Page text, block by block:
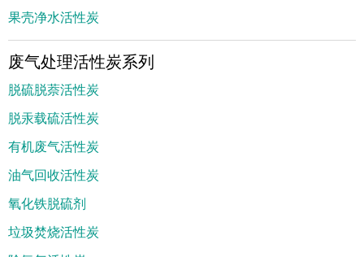
果壳净水活性炭
废气处理活性炭系列
脱硫脱萘活性炭
脱汞载硫活性炭
有机废气活性炭
油气回收活性炭
氧化铁脱硫剂
垃圾焚烧活性炭